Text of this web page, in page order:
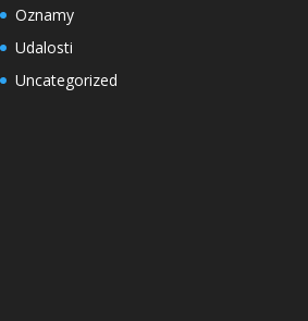
Oznamy
Udalosti
Uncategorized